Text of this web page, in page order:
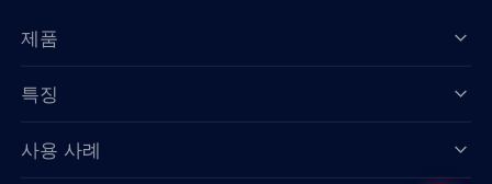
제품
특징
사용 사례